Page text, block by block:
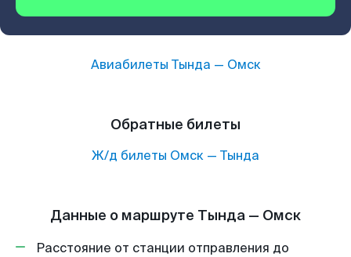
Авиабилеты Тында — Омск
Обратные билеты
Ж/д билеты Омск — Тында
Данные о маршруте Тында — Омск
Расстояние от станции отправления до